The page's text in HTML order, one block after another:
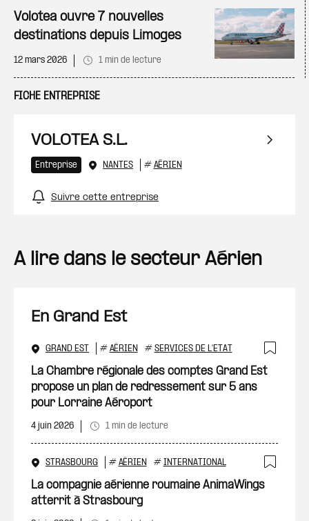
Volotea ouvre 7 nouvelles
destinations depuis Limoges
12 mars 2026 1 min de lecture
FICHE ENTREPRISE
VOLOTEA S.L.
Entreprise NANTES # AÉRIEN
Suivre cette entreprise
A lire dans le secteur Aérien
En Grand Est
GRAND EST # AÉRIEN # SERVICES DE L'ETAT
La Chambre régionale des comptes Grand Est
propose un plan de redressement sur 5 ans
pour Lorraine Aéroport
4 juin 2026 1 min de lecture
STRASBOURG # AÉRIEN # INTERNATIONAL
La compagnie aérienne roumaine AnimaWings
atterrit à Strasbourg